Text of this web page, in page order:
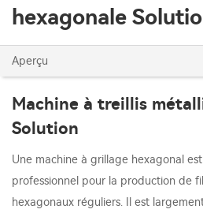
hexagonale
Aperçu
Machine à treillis
Solution
Une machine à grillage hexagonal
professionnel pour la production de
hexagonaux réguliers. Il est